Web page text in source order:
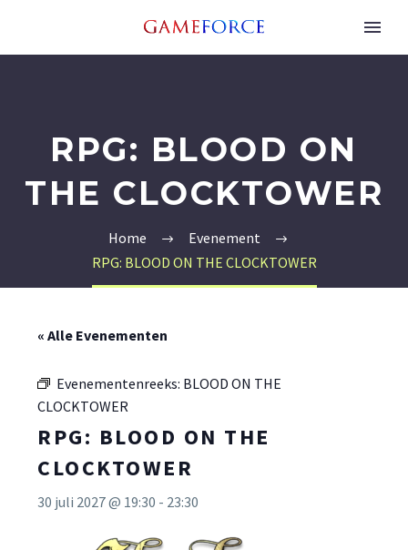
RPG: BLOOD ON
THE CLOCKTOWER
Home
Evenement
RPG: BLOOD ON THE CLOCKTOWER
« Alle Evenementen
Evenementenreeks: BLOOD ON THE
CLOCKTOWER
RPG: BLOOD ON THE
CLOCKTOWER
30 juli 2027 @ 19:30 - 23:30